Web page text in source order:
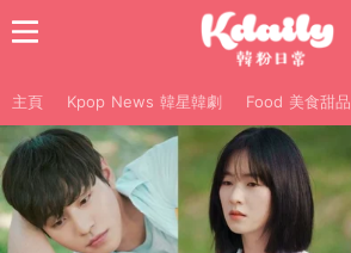
主頁 Kpop News 韓星韓劇 Food 美食甜品